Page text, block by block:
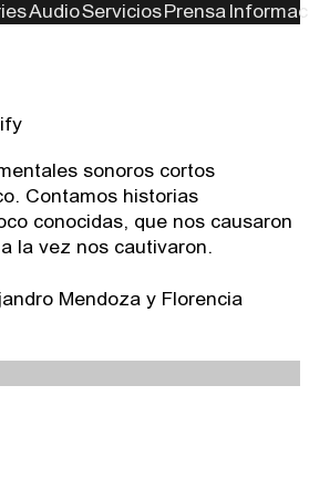
AudioServicios Prensa
sonoros cortos
Contamos historias
conocidas, que nos causaron
la vez nos cautivaron.
Mendoza y Florencia